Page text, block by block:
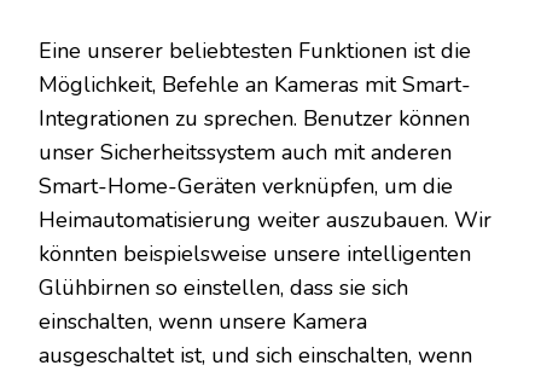
Eine unserer beliebtesten Funktionen ist die
Möglichkeit, Befehle an Kameras mit Smart-
Integrationen zu sprechen. Benutzer können
unser Sicherheitssystem auch mit anderen
Smart-Home-Geräten verknüpfen, um die
Heimautomatisierung weiter auszubauen. Wir
könnten beispielsweise unsere intelligenten
Glühbirnen so einstellen, dass sie sich
einschalten, wenn unsere Kamera
ausgeschaltet ist, und sich einschalten, wenn